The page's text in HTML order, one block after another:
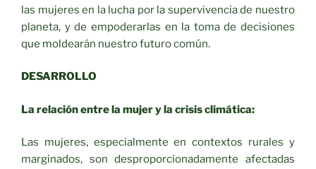
las mujeres en la lucha por la supervivencia de nuestro
planeta, y de empoderarlas en la toma de decisiones
que moldearán nuestro futuro común.
DESARROLLO
La relación entre la mujer y la crisis climática:
Las mujeres, especialmente en contextos rurales y
marginados, son desproporcionadamente afectadas